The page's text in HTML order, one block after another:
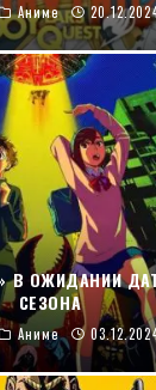
Аниме
В ОЖИДАНИИ
СЕЗОНА
Аниме